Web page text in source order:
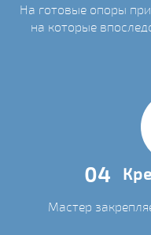
На готовые опоры
на которые
04
Мастер